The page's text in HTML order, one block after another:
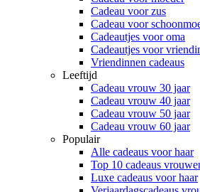
Cadeau voor zus
Cadeau voor
Cadeautjes voor oma
Cadeautjes voor
Vriendinnen cadeaus
Leeftijd
Cadeau vrouw 30 jaar
Cadeau vrouw 40 jaar
Cadeau vrouw 50 jaar
Cadeau vrouw 60 jaar
Populair
Alle cadeaus voor haar
Top 10 cadeaus
Luxe cadeaus voor haar